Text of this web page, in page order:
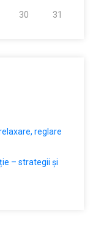
30 31
reglare
– strategii și